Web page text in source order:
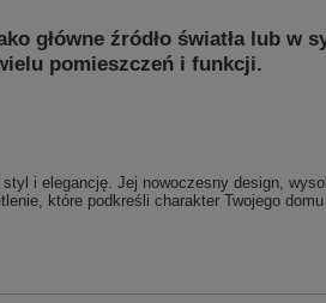
główne źródło światła lub w
pomieszczeń i funkcji.
i elegancję. Jej nowoczesny design,
które podkreśli charakter Twojego